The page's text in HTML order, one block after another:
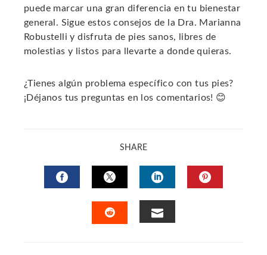
puede marcar una gran diferencia en tu bienestar
general. Sigue estos consejos de la Dra. Marianna
Robustelli y disfruta de pies sanos, libres de
molestias y listos para llevarte a donde quieras.
¿Tienes algún problema específico con tus pies?
¡Déjanos tus preguntas en los comentarios! 😊
SHARE
FACEBOOKTWITTERLINKEDIN